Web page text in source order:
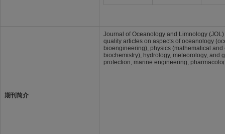
期刊简介
Journal of Oceanology and Limnology
quality articles on aspects of oceanology
bioengineering), physics (mathematical
biochemistry), hydrology, meteorology,
protection, marine engineering,